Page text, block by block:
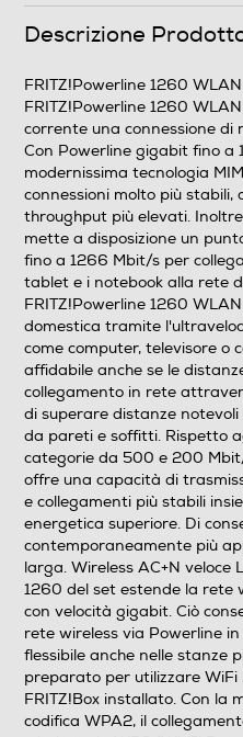
solo con un browser web
esempio Firefox a partire
Explorer a partire dalla
partire dalla versione 23.
Powerline delle categorie
con lo standard IEEE
usare insieme ad
Altre funzioni
- Powerline fino 1.200
NAS e streaming HD -
(wireless AC) + 400 Mbit/
WiFi Mesh del FRITZ!Box
con qualsiasi presa di
installarlo - Compatibile
Powerline d'uso comune
connessione più stabile
LAN Gigabit
connessione a FRITZ!Box
top-Box, Blue-ray, NAS,
ancora - 2 porte LAN
(1220) - Gestione
minimo in stand-by -
filtro di rete e 2 porte Lan
master (1220) -
e sicuro con la pressione
Altre caratteristiche
Descrizione
FRITZ!Powerline 1260
FRITZ!Powerline 1260
corrente una connessione di
Con Powerline gigabit fino a
modernissima tecnologia
connessioni molto più stabili,
throughput più elevati.
mette a disposizione un
fino a 1266 Mbit/s per
tablet e i notebook alla rete
FRITZ!Powerline 1260
domestica tramite
come computer, televisore o
affidabile anche se le
collegamento in rete
di superare distanze
da pareti e soffitti. Rispetto
categorie da 500 e 200
offre una capacità di
e collegamenti più stabili
energetica superiore. Di
contemporaneamente più
larga. Wireless AC+N
1260 del set estende la rete
con velocità gigabit. Ciò
rete wireless via Powerline
flessibile anche nelle stanze
preparato per utilizzare WiFi
FRITZ!Box installato. Con la
codifica WPA2, il